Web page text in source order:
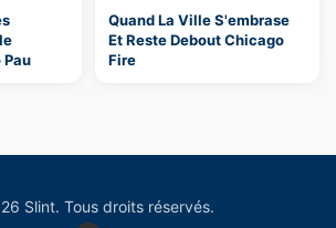
Pau
Quand La Ville S'embrase
Et Reste Debout Chicago
Fire
Slint. Tous droits réservés.